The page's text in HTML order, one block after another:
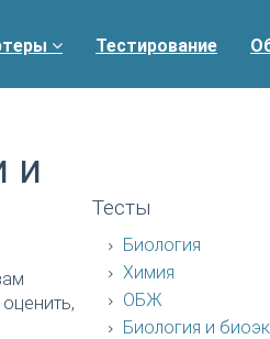
Тестирование
и
Тесты
Биология
Химия
ОБЖ
Биология и